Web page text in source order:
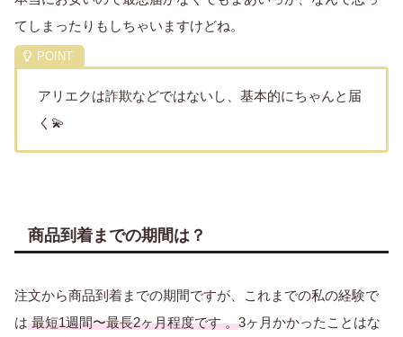
てしまったりもしちゃいますけどね。
アリエクは詐欺などではないし、基本的にちゃんと届
く💫
商品到着までの期間は？
注文から商品到着までの期間ですが、これまでの私の経験で
は最短1週間〜最長2ヶ月程度です 。3ヶ月かかったことはな